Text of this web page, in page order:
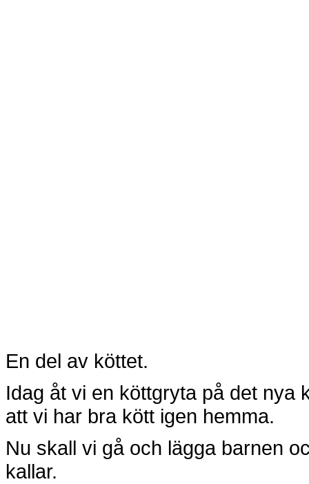
En del av köttet.
Idag åt vi en köttgryta på det nya
att vi har bra kött igen hemma.
Nu skall vi gå och lägga barnen
kallar.